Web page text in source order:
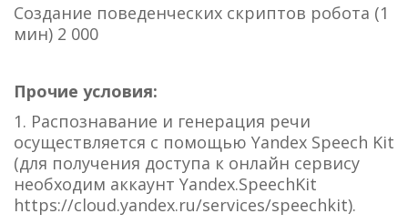
Создание поведенческих скриптов робота (1
мин) 2 000
Прочие условия:
1. Распознавание и генерация речи
осуществляется с помощью Yandex Speech Kit
(для получения доступа к онлайн сервису
необходим аккаунт Yandex.SpeechKit
https://cloud.yandex.ru/services/speechkit).